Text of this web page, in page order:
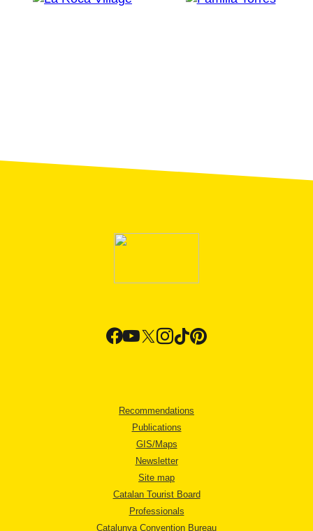
Recommendations
Publications
GIS/Maps
Newsletter
Site map
Catalan Tourist Board
Professionals
Catalunya Convention Bureau